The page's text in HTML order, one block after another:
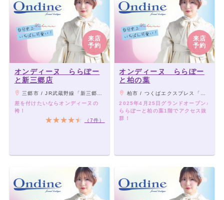
オンディーヌ 名古屋藤が丘店
オンディーヌ ららぽーと柏の葉
オンディーヌ ららぽーと安城店
オンディーヌ 朝霞店
オンディーヌ 横浜本店
オンディーヌ ららぽーと船橋店
オンディーヌ ららぽーと海老名店
オンディーヌ 旭川店
オンディーヌ 熊本店
オンディーヌ 徳島店
オンディーヌ あべのハルカス店
オンディーヌ 所沢店
オンディーヌ なんば店
来店
予約
オンディーヌ ららぽー
と新三郷店
三郷市 / JR武蔵野線「新三郷駅」より徒歩1分
差を付けたいならオンディーヌの
袴！
（7件）
来店
予約
オンディーヌ ららぽー
と柏の葉
柏市 / つくばエクスプレス「柏の葉キャンパス駅」より徒歩1分
2025年4月25日グランドオープン♪
ららぽーと柏の葉1階でアクセス抜
群！